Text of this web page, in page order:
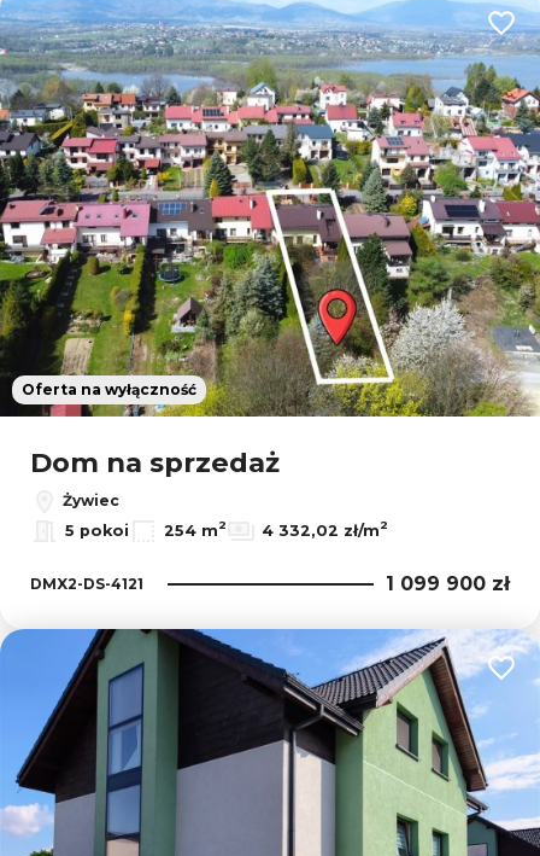
Oferta na wyłączność
Dom na sprzedaż
Żywiec
5 pokoi
254 m2 4 332,02 zł/m2
DMX2-DS-4121 1 099 900 zł